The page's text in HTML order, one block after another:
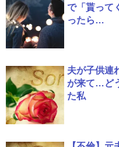
で「貰って
ったら…
夫が子供連
が来て…ど
た私